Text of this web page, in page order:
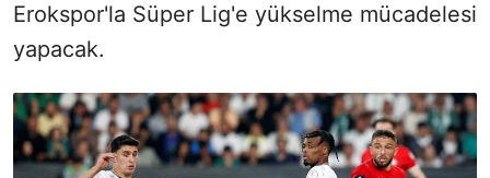
Erokspor'la Süper Lig'e yükselme mücadelesi
yapacak.